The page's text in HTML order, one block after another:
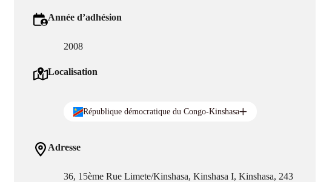
Année d’adhésion
2008
Localisation
République démocratique du Congo-Kinshasa
Adresse
36, 15ème Rue Limete/Kinshasa, Kinshasa I, Kinshasa, 243